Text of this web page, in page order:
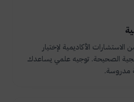
الأكاديمية لإختيار
الصحيحة. توجيه علمي يساعدك
مدروسة.